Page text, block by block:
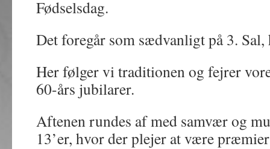
Fødselsdag.
Det foregår som sædvanligt på 3.
Her følger vi traditionen og fejrer
60-års jubilarer.
Aftenen rundes af med samvær og
13’er, hvor der plejer at være